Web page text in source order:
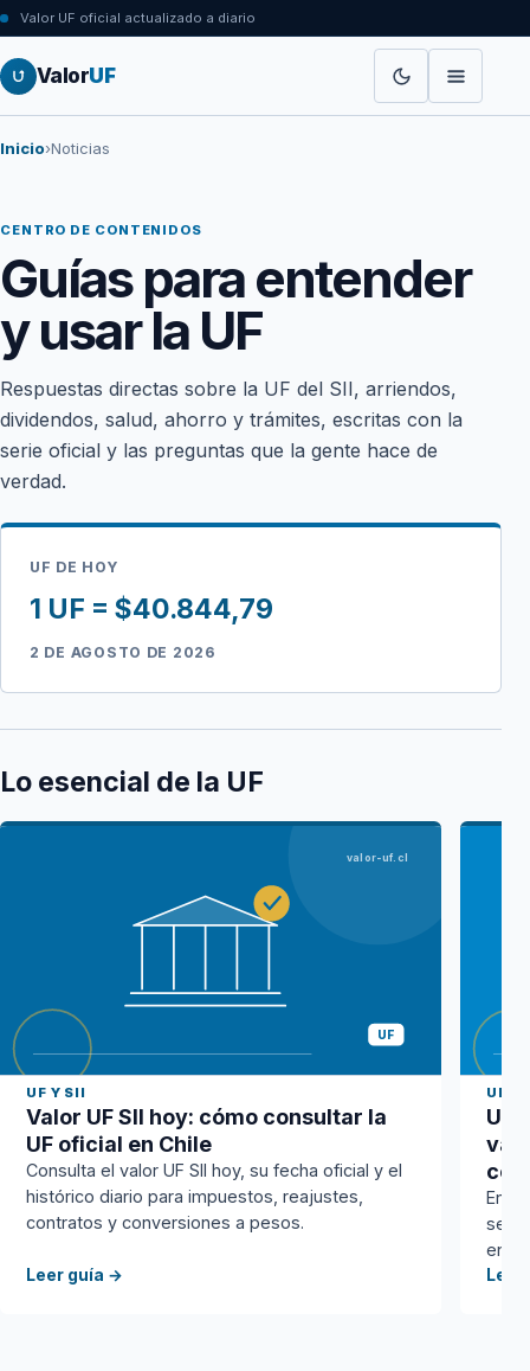
Valor UF oficial actualizado a diario
ValorUF
Inicio›Noticias
CENTRO DE CONTENIDOS
Guías para entender
y usar la UF
Respuestas directas sobre la UF del SII, arriendos,
dividendos, salud, ahorro y trámites, escritas con la
serie oficial y las preguntas que la gente hace de
verdad.
UF DE HOY
1 UF = $40.844,79
2 DE AGOSTO DE 2026
Lo esencial de la UF
UF
valor-uf.cl
UF Y SII
Valor UF SII hoy: cómo consultar la
UF oficial en Chile
Consulta el valor UF SII hoy, su fecha oficial y el
histórico diario para impuestos, reajustes,
contratos y conversiones a pesos.
Leer guía →
UF
UF
se
en